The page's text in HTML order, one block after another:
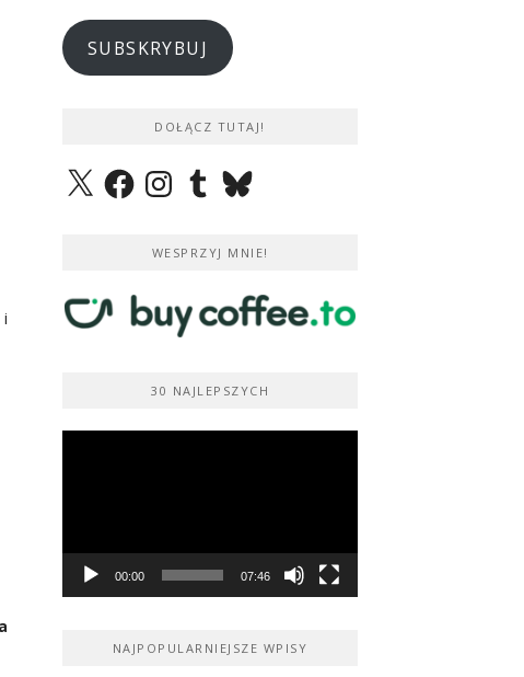
SUBSKRYBUJ
DOŁĄCZ TUTAJ!
X FacebookInstagramTumblrBluesky
WESPRZYJ MNIE!
30 NAJLEPSZYCH
00:00 07:46
NAJPOPULARNIEJSZE WPISY